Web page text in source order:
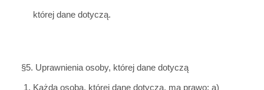
której dane dotyczą.
§5. Uprawnienia osoby, której dane dotyczą
Każda osoba, której dane dotyczą, ma prawo: a)